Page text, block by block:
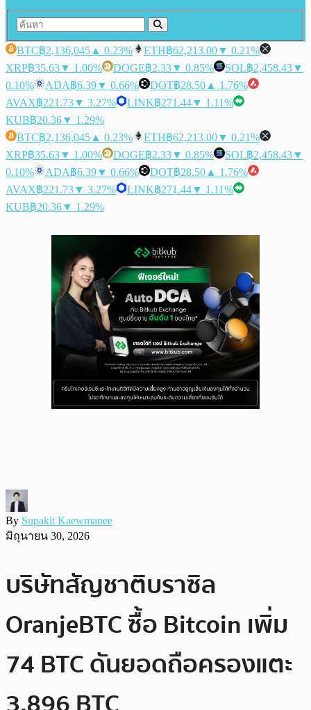
BTC฿2,136,045 ▲ 0.23% ETH฿62,213.00▼ 0.21%
XRP฿35.63▼ 1.00% DOGE฿2.33▼ 0.85% SOL฿2,458.43▼
0.10%
ADA฿6.39▼ 0.66% DOT฿28.50 ▲ 1.76%
AVAX฿221.73▼ 3.27% LINK฿271.44▼ 1.11%
KUB฿20.36▼ 1.29%
BTC฿2,136,045 ▲ 0.23% ETH฿62,213.00▼ 0.21%
XRP฿35.63▼ 1.00% DOGE฿2.33▼ 0.85% SOL฿2,458.43▼
0.10%
ADA฿6.39▼ 0.66% DOT฿28.50 ▲ 1.76%
AVAX฿221.73▼ 3.27% LINK฿271.44▼ 1.11%
KUB฿20.36▼ 1.29%
By Supakit Kaewmanee
มิถุนายน 30, 2026
บริษัทสัญชาติบราซิล
OranjeBTC ซื้อ Bitcoin เพิ่ม
74 BTC ดันยอดถือครองแตะ